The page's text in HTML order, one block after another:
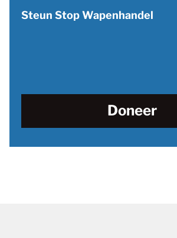
Steun Stop Wapenhandel
Doneer